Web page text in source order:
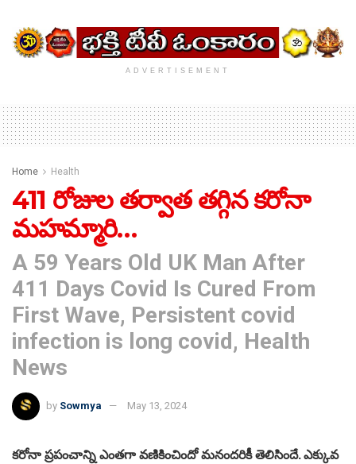
ADVERTISEMENT
Home Health
411 రోజుల తర్వాత తగ్గిన కరోనా
మహమ్మారి…
A 59 Years Old UK Man After
411 Days Covid Is Cured From
First Wave, Persistent covid
infection is long covid, Health
News
by Sowmya May 13, 2024
కరోనా ప్రపంచాన్ని ఎంతగా వణికించిందో మనందరికీ తెలిసిందే. ఎక్కువ